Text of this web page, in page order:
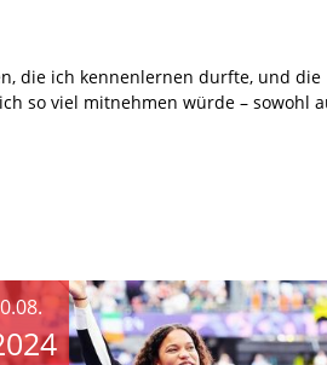
die ich kennenlernen durfte, und die
so viel mitnehmen würde – sowohl